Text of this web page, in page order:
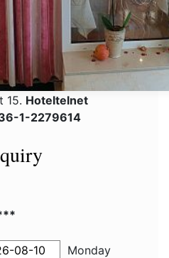
15. Hoteltelnet
1-2279614
Monday